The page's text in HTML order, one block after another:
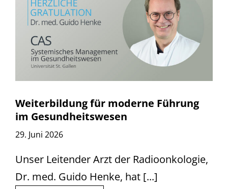
Weiterbildung für moderne Führung
im Gesundheitswesen
29. Juni 2026
Unser Leitender Arzt der Radioonkologie,
Dr. med. Guido Henke, hat [...]